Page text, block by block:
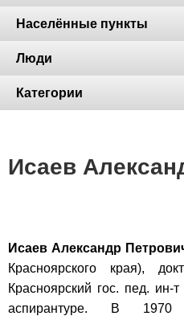
Населённые пункты
Люди
Категории
Исаев
Исаев Александр
Красноярского края),
Красноярский гос. пед. ин-
аспирантуре. В 1970